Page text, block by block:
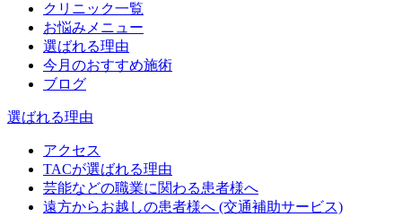
クリニック一覧
お悩みメニュー
選ばれる理由
今月のおすすめ施術
ブログ
選ばれる理由
アクセス
TACが選ばれる理由
芸能などの職業に関わる患者様へ
遠方からお越しの患者様へ (交通補助サービス)